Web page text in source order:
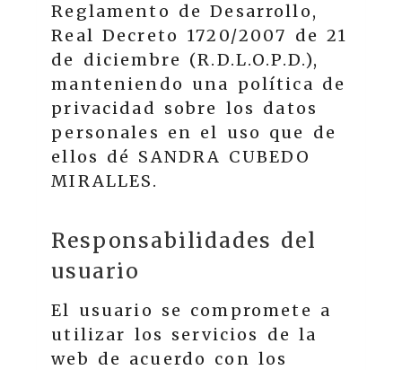
Reglamento de Desarrollo,
Real Decreto 1720/2007 de 21
de diciembre (R.D.L.O.P.D.),
manteniendo una política de
privacidad sobre los datos
personales en el uso que de
ellos dé SANDRA CUBEDO
MIRALLES.
Responsabilidades del
usuario
El usuario se compromete a
utilizar los servicios de la
web de acuerdo con los